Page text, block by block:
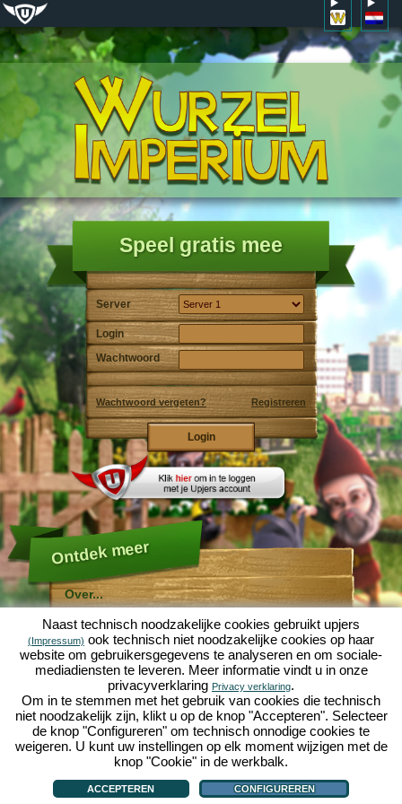
Speel gratis mee
Server
Login
Wachtwoord
Wachtwoord vergeten? Registreren
Ontdek meer
Over...
Molehill Empire ...
... is een leuke economische simulatie, die draait om
een microcosmos tuin. Als gratis browersspel speelt
het af in je webbowers, zonder extra downloads of
software!
Met de hulp van een ijverige tuinkabouter, kun je zelf je
eigen tuin van Eden namaken. Sla, wortelen, aardbeien,
spinazie of uien - Je mag zelf beslissen welke planten je
wilt kweken. Bezoek de vriendelijke stedenTuinzicht en
Bloesemdorpom te handelen met andere spelers, het
kopen van nieuwe planten en decoraties om je tuin op
te fleuren, lever aan je klanten en zorg er voor dat je
goede vrienden wordt met je buren... anders wordt je
wakker en is je tuin omgeploegd door een leger mollen!
Forum|Hulp|Contact/Voorwaarden/Privacy|upjers GmbH|Cookies beheren
Naast technisch noodzakelijke cookies gebruikt upjers
(Impressum) ook technisch niet noodzakelijke cookies op haar
website om gebruikersgegevens te analyseren en om sociale-
mediadiensten te leveren. Meer informatie vindt u in onze
privacyverklaring Privacy verklaring.
Om in te stemmen met het gebruik van cookies die technisch
niet noodzakelijk zijn, klikt u op de knop "Accepteren". Selecteer
de knop "Configureren" om technisch onnodige cookies te
weigeren. U kunt uw instellingen op elk moment wijzigen met de
knop "Cookie" in de werkbalk.
ACCEPTEREN CONFIGUREREN